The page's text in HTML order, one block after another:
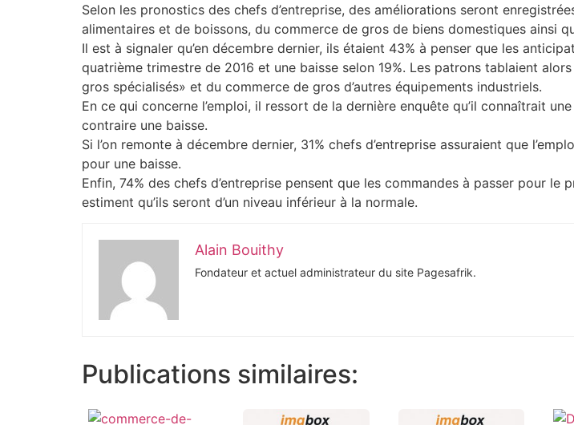
Selon les pronostics des chefs d’entreprise, des améliorations seront
alimentaires et de boissons, du commerce de gros de biens domestiques ainsi
Il est à signaler qu’en décembre dernier, ils étaient 43% à penser que les
quatrième trimestre de 2016 et une baisse selon 19%. Les patrons tablaient
gros spécialisés» et du commerce de gros d’autres équipements industriels.
En ce qui concerne l’emploi, il ressort de la dernière enquête qu’il connaîtrait
contraire une baisse.
Si l’on remonte à décembre dernier, 31% chefs d’entreprise assuraient que
pour une baisse.
Enfin, 74% des chefs d’entreprise pensent que les commandes à passer pour le
estiment qu’ils seront d’un niveau inférieur à la normale.
Alain Bouithy
Fondateur et actuel administrateur du site Pagesafrik.
Publications similaires: